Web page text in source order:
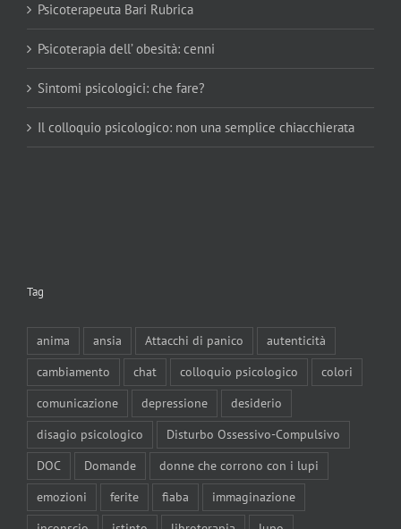
Psicoterapeuta Bari Rubrica
Psicoterapia dell’ obesità: cenni
Sintomi psicologici: che fare?
Il colloquio psicologico: non una semplice chiacchierata
Tag
anima ansia Attacchi di panico
autenticità
cambiamento
chat colloquio psicologico
colori
comunicazione
depressione
desiderio
disagio psicologico
Disturbo Ossessivo-Compulsivo
DOC
Domande
donne che corrono con i lupi
emozioni
ferite fiaba
immaginazione